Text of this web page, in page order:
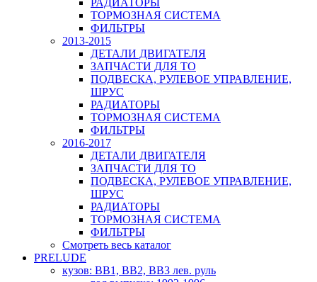
РАДИАТОРЫ
ТОРМОЗНАЯ СИСТЕМА
ФИЛЬТРЫ
2013-2015
ДЕТАЛИ ДВИГАТЕЛЯ
ЗАПЧАСТИ ДЛЯ ТО
ПОДВЕСКА, РУЛЕВОЕ УПРАВЛЕНИЕ,
ШРУС
РАДИАТОРЫ
ТОРМОЗНАЯ СИСТЕМА
ФИЛЬТРЫ
2016-2017
ДЕТАЛИ ДВИГАТЕЛЯ
ЗАПЧАСТИ ДЛЯ ТО
ПОДВЕСКА, РУЛЕВОЕ УПРАВЛЕНИЕ,
ШРУС
РАДИАТОРЫ
ТОРМОЗНАЯ СИСТЕМА
ФИЛЬТРЫ
Смотреть весь каталог
PRELUDE
кузов: BB1, BB2, BB3 лев. руль